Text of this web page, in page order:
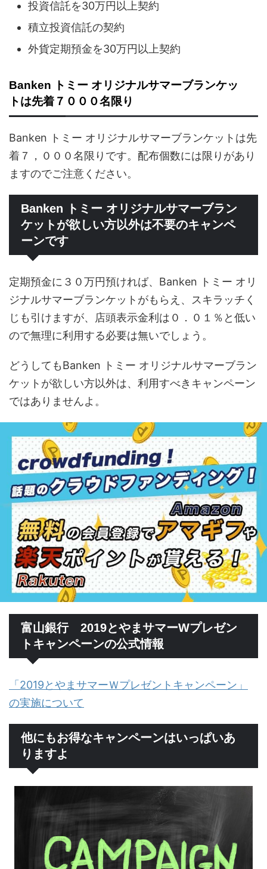
投資信託を30万円以上契約
積立投資信託の契約
外貨定期預金を30万円以上契約
Banken トミー オリジナルサマーブランケッ
トは先着７０００名限り
Banken トミー オリジナルサマーブランケットは先
着７，０００名限りです。配布個数には限りがあり
ますのでご注意ください。
Banken トミー オリジナルサマーブラン
ケットが欲しい方以外は不要のキャンペ
ーンです
定期預金に３０万円預ければ、Banken トミー オリ
ジナルサマーブランケットがもらえ、スキラッチく
じも引けますが、店頭表示金利は０．０１％と低い
ので無理に利用する必要は無いでしょう。
どうしてもBanken トミー オリジナルサマーブラン
ケットが欲しい方以外は、利用すべきキャンペーン
ではありませんよ。
富山銀行 2019とやまサマーWプレゼン
トキャンペーンの公式情報
「2019とやまサマーＷプレゼントキャンペーン」
の実施について
他にもお得なキャンペーンはいっぱいあ
りますよ